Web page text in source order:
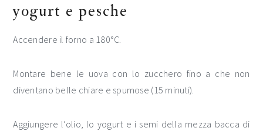
yogurt e pesche
Accendere il forno a 180°C.
Montare bene le uova con lo zucchero fino a che non
diventano belle chiare e spumose (15 minuti).
Aggiungere l’olio, lo yogurt e i semi della mezza bacca di